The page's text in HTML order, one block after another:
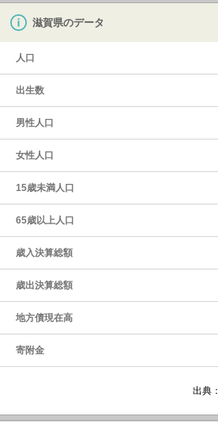
滋賀県のデータ
人口
出生数
男性人口
女性人口
15歳未満人口
65歳以上人口
歳入決算総額
歳出決算総額
地方債現在高
寄附金
出典：